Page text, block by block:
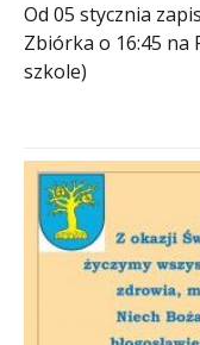
Od 05 stycznia
Zbiórka o 16:45 na
szkole)